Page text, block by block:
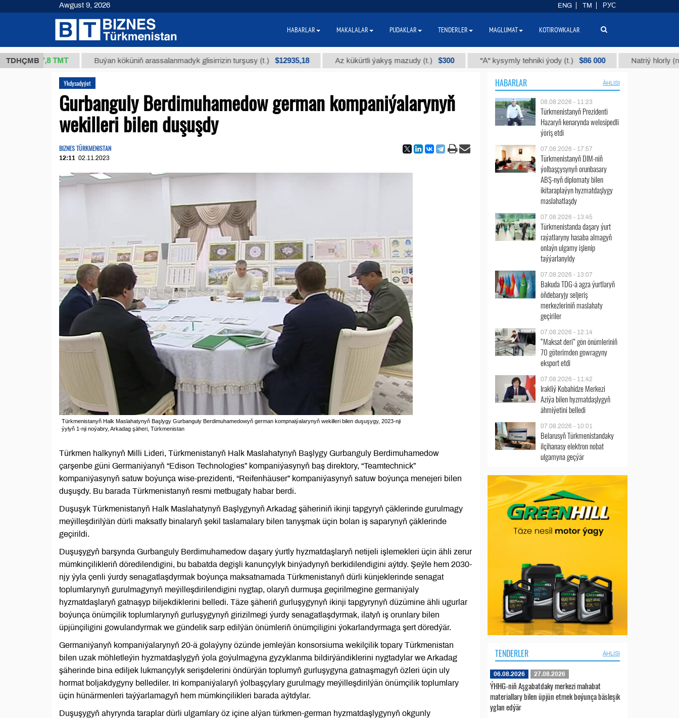
TDHÇMB
37,8 ТМТ Buýan köküniň arassalanmadyk glisirrizin turşusy (t.) $12935,18 Az kükürtli ýakyş mazudy (t.) $300 "А" kysymly tehniki ýody (t.) $86 000 Natriý hlorly (nahar
Ykdysadyýet
Gurbanguly Berdimuhamedow german kompaniýalarynyň
wekilleri bilen duşuşdy
BIZNES TÜRKMENISTAN
12:11 02.11.2023
Türkmenistanyň Halk Maslahatynyň Başlygy Gurbanguly Berdimuhamedowyň german kompnaiýalarynyň wekilleri bilen duşuşygy, 2023-nji
ýylyň 1-nji noýabry, Arkadag şäheri, Türkmenistan
Türkmen halkynyň Milli Lideri, Türkmenistanyň Halk Maslahatynyň Başlygy Gurbanguly Berdimuhamedow
çarşenbe güni Germaniýanyň “Edison Teсhnologies” kompaniýasynyň baş direktory, “Teamtechniсk”
kompaniýasynyň satuw boýunça wise-prezidenti, “Reifenhäuser” kompaniýasynyň satuw boýunça menejeri bilen
duşuşdy. Bu barada Türkmenistanyň resmi metbugaty habar berdi.
Duşuşyk Türkmenistanyň Halk Maslahatynyň Başlygynyň Arkadag şäheriniň ikinji tapgyryň çäklerinde gurulmagy
meýilleşdirilýän dürli maksatly binalaryň şekil taslamalary bilen tanyşmak üçin bolan iş saparynyň çäklerinde
geçirildi.
Duşuşygyň barşynda Gurbanguly Berdimuhamedow daşary ýurtly hyzmatdaşlaryň netijeli işlemekleri üçin ähli zerur
mümkinçilikleriň döredilendigini, bu babatda degişli kanunçylyk binýadynyň berkidilendigini aýtdy. Şeýle hem 2030-
njy ýyla çenli ýurdy senagatlaşdyrmak boýunça maksatnamada Türkmenistanyň dürli künjeklerinde senagat
toplumlarynyň gurulmagynyň meýilleşdirilendigini nygtap, olaryň durmuşa geçirilmegine germaniýaly
hyzmatdaşlaryň gatnaşyp biljekdiklerini belledi. Täze şäheriň gurluşygynyň ikinji tapgyrynyň düzümine ähli ugurlar
boýunça önümçilik toplumlarynyň gurluşygynyň girizilmegi ýurdy senagatlaşdyrmak, ilatyň iş orunlary bilen
üpjünçiligini gowulandyrmak we gündelik sarp edilýän önümleriň önümçiligini ýokarlandyrmaga şert döredýär.
Germaniýanyň kompaniýalarynyň 20-ä golaýyny özünde jemleýän konsorsiuma wekilçilik topary Türkmenistan
bilen uzak möhletleýin hyzmatdaşlygyň ýola goýulmagyna gyzyklanma bildirýändiklerini nygtadylar we Arkadag
şäherinde bina ediljek lukmançylyk serişdelerini öndürýän toplumyň gurluşygyna gatnaşmagyň özleri üçin uly
hormat boljakdygyny bellediler. Iri kompaniýalaryň ýolbaşçylary gurulmagy meýilleşdirilýän önümçilik toplumlary
üçin hünärmenleri taýýarlamagyň hem mümkinçilikleri barada aýtdylar.
Duşuşygyň ahyrynda taraplar dürli ulgamlary öz içine alýan türkmen-german hyzmatdaşlygynyň okgunly
HABARLAR ÄHLISI
08.08.2026 - 11:23
Türkmenistanyň Prezidenti
Hazaryň kenarynda welosipedli
ýöriş etdi
07.08.2026 - 17:57
Türkmenistanyň DIM-niň
ýolbaşçysynyň orunbasary
ABŞ-nyň diplomaty bilen
ikitaraplaýyn hyzmatdaşlygy
maslahatlaşdy
07.08.2026 - 13:45
Türkmenistanda daşary ýurt
raýatlaryny hasaba almagyň
onlaýn ulgamy işlenip
taýýarlanyldy
07.08.2026 - 13:07
Bakuda TDG-ä agza ýurtlaryň
öňdebaryjy seljeriş
merkezleriniň maslahaty
geçiriler
07.08.2026 - 12:14
“Maksat deri” gön önümleriniň
70 göterimden gowragyny
eksport etdi
07.08.2026 - 11:42
Irakliý Kobahidze Merkezi
Aziýa bilen hyzmatdaşlygyň
ähmiýetini belledi
07.08.2026 - 10:01
Belarusyň Türkmenistandaky
ilçihanasy elektron nobat
ulgamyna geçýär
TENDERLER ÄHLISI
06.08.2026 27.08.2026
ÝHHG-niň Aşgabatdaky merkezi mahabat
materiallary bilen üpjün etmek boýunça bäsleşik
yglan edýär
Awgust 9, 2026 ENG TM РУС
HABARLAR MAKALALAR PUDAKLAR TENDERLER MAGLUMAT KOTIROWKALAR